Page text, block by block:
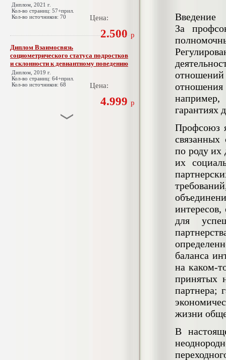
Диплом, 2021 г.
Кол-во страниц: 57+прил.
Кол-во источников: 70
Цена:
2.500 р
Диплом Взаимосвязь
социометрического статуса подростков
и склонности к девиантному поведению
Диплом, 2019 г.
Кол-во страниц: 64+прил.
Кол-во источников: 68
Цена:
4.999 р
Введение
За
гарантиях
Профсоюз
по роду их
их
интересов,
для
баланса
на каком-
принятых
партнера;
жизни
В